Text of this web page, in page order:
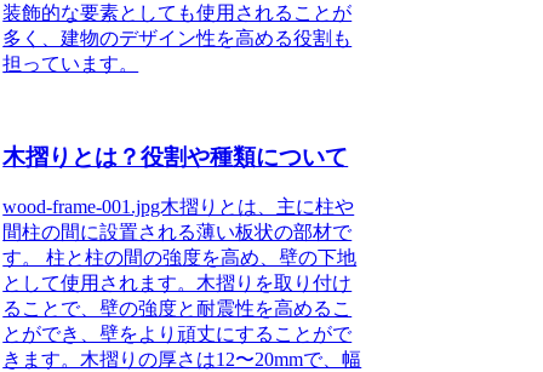
装飾的な要素としても使用されることが
多く、建物のデザイン性を高める役割も
担っています。
木摺りとは？役割や種類について
wood-frame-001.jpg木摺りとは、主に柱や
間柱の間に設置される薄い板状の部材で
す。 柱と柱の間の強度を高め、壁の下地
として使用されます。木摺りを取り付け
ることで、壁の強度と耐震性を高めるこ
とができ、壁をより頑丈にすることがで
きます。木摺りの厚さは12〜20mmで、幅